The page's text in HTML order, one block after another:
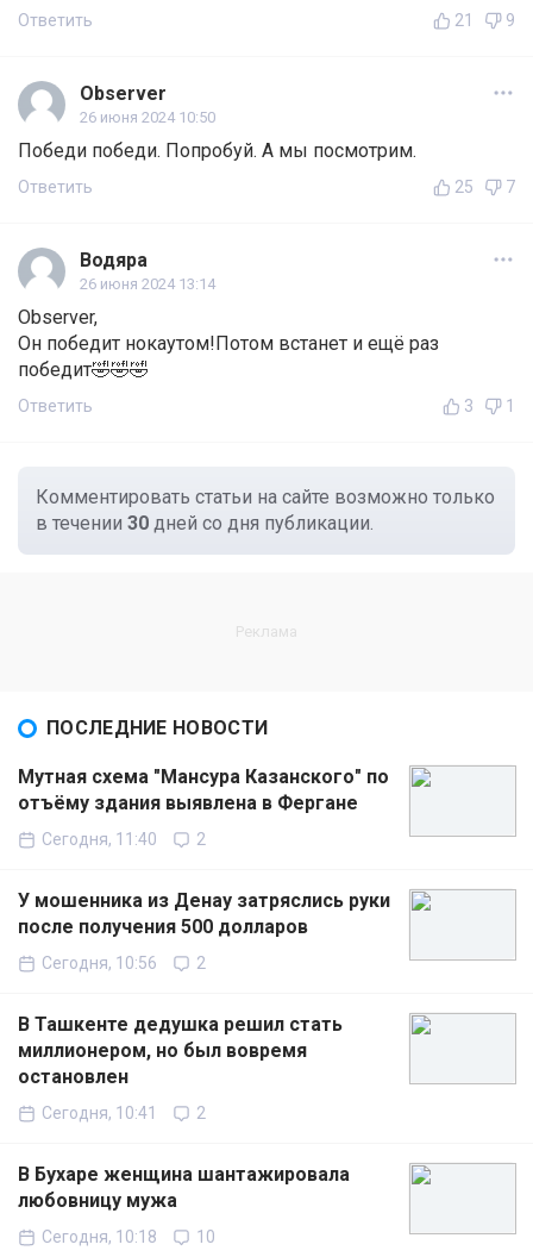
Ответить 21 9
Observer
26 июня 2024 10:50
Победи победи. Попробуй. А мы посмотрим.
Ответить 25 7
Водяра
26 июня 2024 13:14
Observer,
Он победит нокаутом!Потом встанет и ещё раз
победит🤣🤣🤣
Ответить 3 1
Комментировать статьи на сайте возможно только
в течении 30 дней со дня публикации.
ПОСЛЕДНИЕ НОВОСТИ
Мутная схема "Мансура Казанского" по
отъёму здания выявлена в Фергане
Сегодня, 11:40 2
У мошенника из Денау затряслись руки
после получения 500 долларов
Сегодня, 10:56 2
В Ташкенте дедушка решил стать
миллионером, но был вовремя
остановлен
Сегодня, 10:41 2
В Бухаре женщина шантажировала
любовницу мужа
Сегодня, 10:18 10